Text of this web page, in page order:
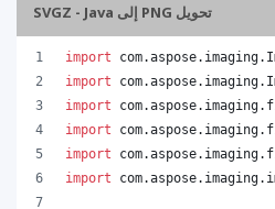
تحويل PNG إلى SVGZ - Java
import com.aspose. imaging.
import
com.aspose. imaging.
import
com.aspose. imaging.
import
com.aspose. imaging.
import
com.aspose. imaging.
import
com.aspose. imaging.